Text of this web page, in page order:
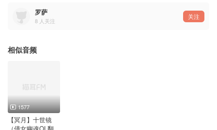
罗萨
8 人关注
关注
相似音频
1577
【冥月】十世镜